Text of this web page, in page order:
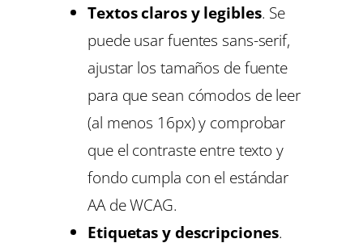
Textos claros y legibles. Se
puede usar fuentes sans-serif,
ajustar los tamaños de fuente
para que sean cómodos de leer
(al menos 16px) y comprobar
que el contraste entre texto y
fondo cumpla con el estándar
AA de WCAG.
Etiquetas y descripciones.